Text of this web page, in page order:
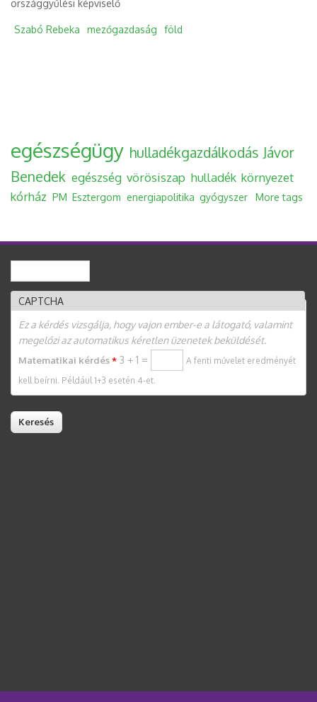
országgyűlési képviselő
Szabó Rebeka mezőgazdaság föld
egészségügy hulladékgazdálkodás Jávor
Benedek egészség vörösiszap hulladék környezet
kórház PM Esztergom energiapolitika gyógyszer More tags
CAPTCHA
Ez a kérdés vizsgálja, hogy vajon ember-e a látogató, valamint
megelőzi az automatikus kéretlen üzenetek beküldését.
Matematikai kérdés* 3 + 1 =
A fenti művelet eredményét
kell beírni. Például 1+3 esetén 4-et.